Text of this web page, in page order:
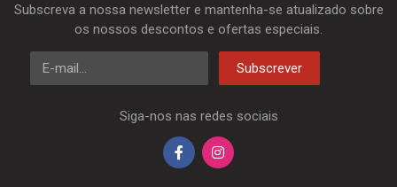
Subscreva a nossa newsletter e mantenha-se atualizado sobre
os nossos descontos e ofertas especiais.
E-mail
Subscrever
Siga-nos nas redes sociais